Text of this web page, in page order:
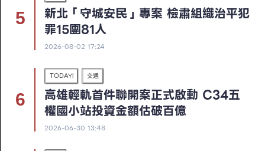
新北「守城安民」專案 檢肅組織治平犯
罪15團81人
2026-08-02 17:24
TODAY! 交通
高雄輕軌首件聯開案正式啟動 C34五
權國小站投資金額估破百億
2026-06-30 13:48